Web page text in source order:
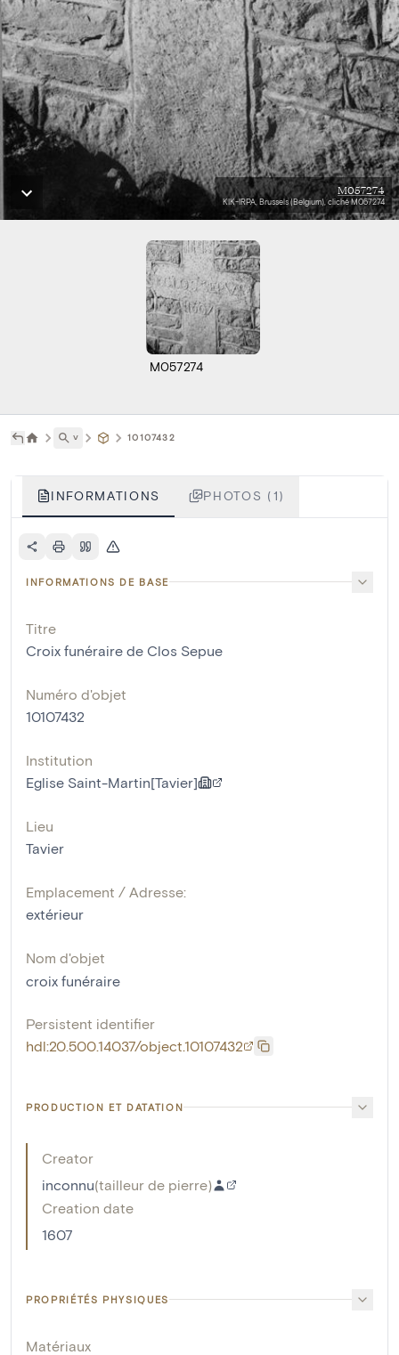
M057274
KIK-IRPA, Brussels (Belgium), cliché M057274
M057274
˅ 10107432
INFORMATIONS PHOTOS (1)
INFORMATIONS DE BASE
Titre
Croix funéraire de Clos Sepue
Numéro d'objet
10107432
Institution
Eglise Saint-Martin[Tavier]
Lieu
Tavier
Emplacement / Adresse:
extérieur
Nom d'objet
croix funéraire
Persistent identifier
hdl:20.500.14037/object.10107432
PRODUCTION ET DATATION
Creator
inconnu(tailleur de pierre)
Creation date
1607
PROPRIÉTÉS PHYSIQUES
Matériaux